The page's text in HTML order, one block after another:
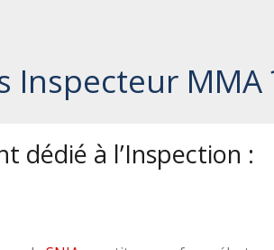
Inspecteur MMA
dédié à l’Inspection :